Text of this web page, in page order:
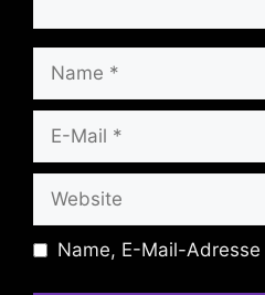
Name
Website
Name, E-Mail-